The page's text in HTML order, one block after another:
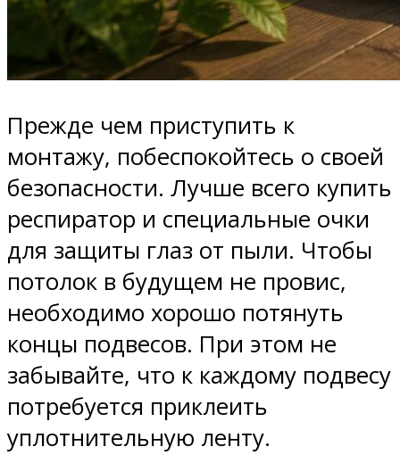
Прежде чем приступить к
монтажу, побеспокойтесь о своей
безопасности. Лучше всего купить
респиратор и специальные очки
для защиты глаз от пыли. Чтобы
потолок в будущем не провис,
необходимо хорошо потянуть
концы подвесов. При этом не
забывайте, что к каждому подвесу
потребуется приклеить
уплотнительную ленту.